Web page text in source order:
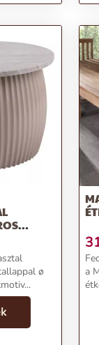
CM
ø
– Leitmotiv...
a